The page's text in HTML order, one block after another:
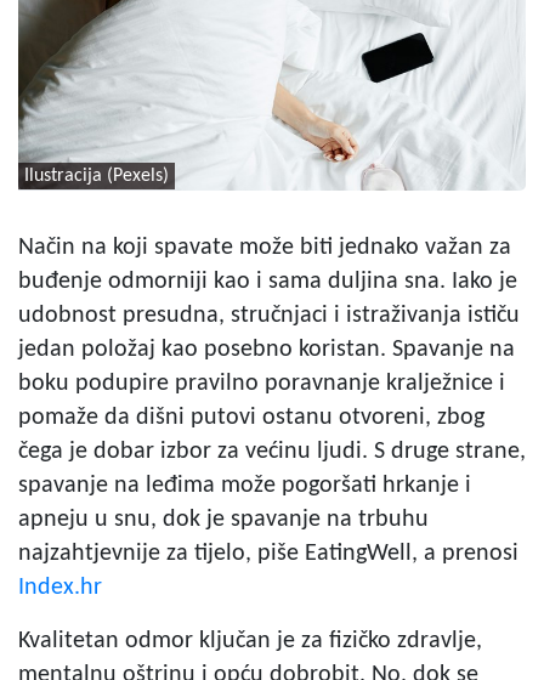
Ilustracija (Pexels)
Način na koji spavate može biti jednako važan za
buđenje odmorniji kao i sama duljina sna. Iako je
udobnost presudna, stručnjaci i istraživanja ističu
jedan položaj kao posebno koristan. Spavanje na
boku podupire pravilno poravnanje kralježnice i
pomaže da dišni putovi ostanu otvoreni, zbog
čega je dobar izbor za većinu ljudi. S druge strane,
spavanje na leđima može pogoršati hrkanje i
apneju u snu, dok je spavanje na trbuhu
najzahtjevnije za tijelo, piše EatingWell, a prenosi
Index.hr
Kvalitetan odmor ključan je za fizičko zdravlje,
mentalnu oštrinu i opću dobrobit. No, dok se